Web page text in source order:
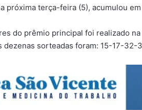
próxima terça-feira (5), acumulou
do prêmio principal foi realizado
dezenas sorteadas foram: 15-17-